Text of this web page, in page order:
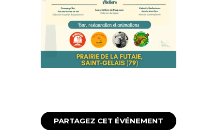
PARTAGEZ CET ÉVÉNEMENT